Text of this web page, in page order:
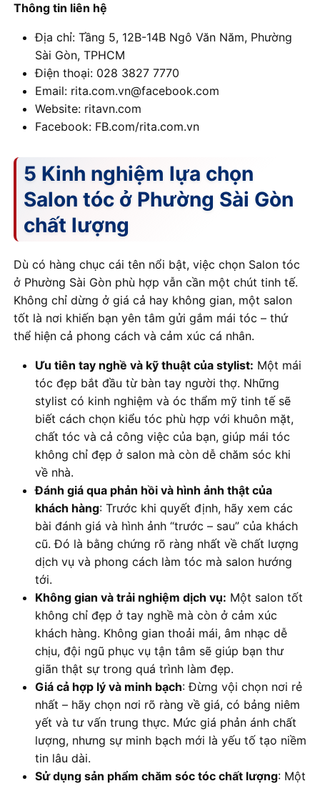
Thông tin liên hệ
Địa chỉ: Tầng 5, 12B-14B Ngô Văn Năm, Phường
Sài Gòn, TPHCM
Điện thoại: 028 3827 7770
Email: rita.com.vn@facebook.com
Website: ritavn.com
Facebook: FB.com/rita.com.vn
5 Kinh nghiệm lựa chọn
Salon tóc ở Phường Sài Gòn
chất lượng
Dù có hàng chục cái tên nổi bật, việc chọn Salon tóc
ở Phường Sài Gòn phù hợp vẫn cần một chút tinh tế.
Không chỉ dừng ở giá cả hay không gian, một salon
tốt là nơi khiến bạn yên tâm gửi gắm mái tóc – thứ
thể hiện cả phong cách và cảm xúc cá nhân.
Ưu tiên tay nghề và kỹ thuật của stylist: Một mái
tóc đẹp bắt đầu từ bàn tay người thợ. Những
stylist có kinh nghiệm và óc thẩm mỹ tinh tế sẽ
biết cách chọn kiểu tóc phù hợp với khuôn mặt,
chất tóc và cả công việc của bạn, giúp mái tóc
không chỉ đẹp ở salon mà còn dễ chăm sóc khi
về nhà.
Đánh giá qua phản hồi và hình ảnh thật của
khách hàng: Trước khi quyết định, hãy xem các
bài đánh giá và hình ảnh “trước – sau” của khách
cũ. Đó là bằng chứng rõ ràng nhất về chất lượng
dịch vụ và phong cách làm tóc mà salon hướng
tới.
Không gian và trải nghiệm dịch vụ: Một salon tốt
không chỉ đẹp ở tay nghề mà còn ở cảm xúc
khách hàng. Không gian thoải mái, âm nhạc dễ
chịu, đội ngũ phục vụ tận tâm sẽ giúp bạn thư
giãn thật sự trong quá trình làm đẹp.
Giá cả hợp lý và minh bạch: Đừng vội chọn nơi rẻ
nhất – hãy chọn nơi rõ ràng về giá, có bảng niêm
yết và tư vấn trung thực. Mức giá phản ánh chất
lượng, nhưng sự minh bạch mới là yếu tố tạo niềm
tin lâu dài.
Sử dụng sản phẩm chăm sóc tóc chất lượng: Một